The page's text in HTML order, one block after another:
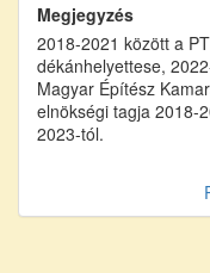
Megjegyzés
2018-2021 között a
dékánhelyettese,
Magyar Építész
elnökségi tagja 2018-
2023-tól.